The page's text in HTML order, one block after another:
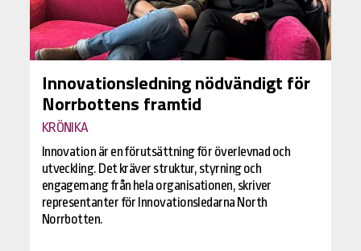
Innovationsledning nödvändigt för
Norrbottens framtid
KRÖNIKA
Innovation är en förutsättning för överlevnad och
utveckling. Det kräver struktur, styrning och
engagemang från hela organisationen, skriver
representanter för Innovationsledarna North
Norrbotten.